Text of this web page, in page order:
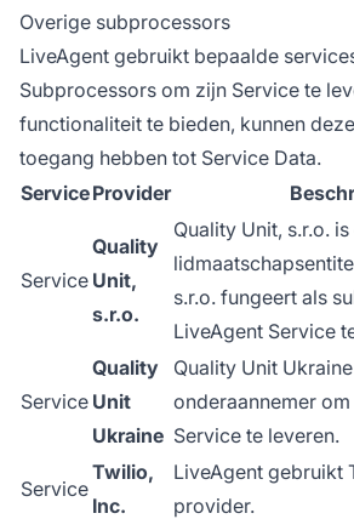
Overige subprocessors
LiveAgent gebruikt bepaalde
Subprocessors om zijn Service te
functionaliteit te bieden, kunnen
toegang hebben tot Service Data.
ServiceProvider
Service
Quality
Unit,
s.r.o.
Quality Unit, s.r.o.
s.r.o. fungeert als
LiveAgent Service
Service
Quality
Unit
Ukraine
Quality Unit
onderaannemer
Service te leveren.
Service
Twilio,
Inc.
LiveAgent gebruikt
provider.